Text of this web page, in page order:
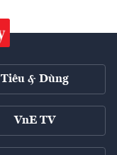
Tiêu & Dùng
VnE TV